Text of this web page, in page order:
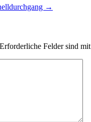
→
Erforderliche Felder sind mit